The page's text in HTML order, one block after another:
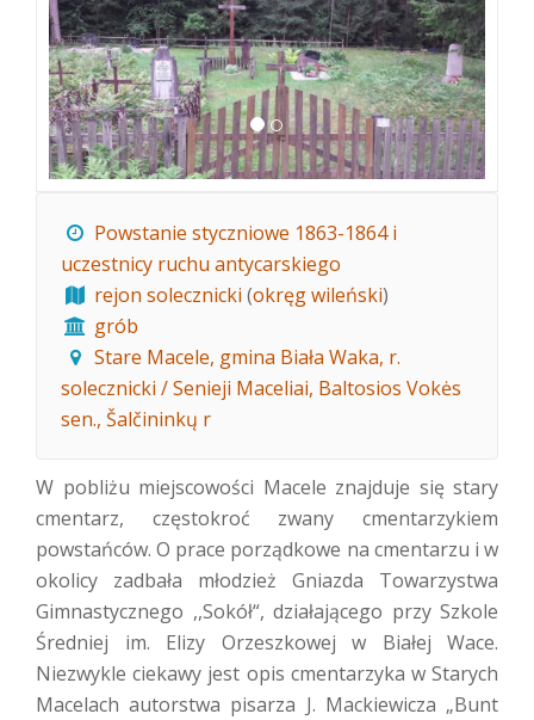
Powstanie styczniowe 1863-1864 i
uczestnicy ruchu antycarskiego
rejon solecznicki (okręg wileński)
grób
Stare Macele, gmina Biała Waka, r.
solecznicki / Senieji Maceliai, Baltosios Vokės
sen., Šalčininkų r
W pobliżu miejscowości Macele znajduje się stary
cmentarz, częstokroć zwany cmentarzykiem
powstańców. O prace porządkowe na cmentarzu i w
okolicy zadbała młodzież Gniazda Towarzystwa
Gimnastycznego ,,Sokół“, działającego przy Szkole
Średniej im. Elizy Orzeszkowej w Białej Wace.
Niezwykle ciekawy jest opis cmentarzyka w Starych
Macelach autorstwa pisarza J. Mackiewicza „Bunt